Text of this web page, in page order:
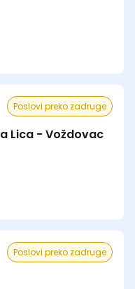
Poslovi preko zadruge
Lica - Voždovac
Poslovi preko zadruge